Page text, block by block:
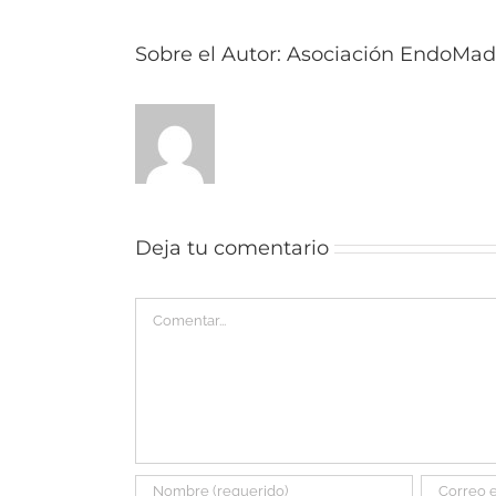
Sobre el Autor: Asociación
Deja tu comentario
Comentar